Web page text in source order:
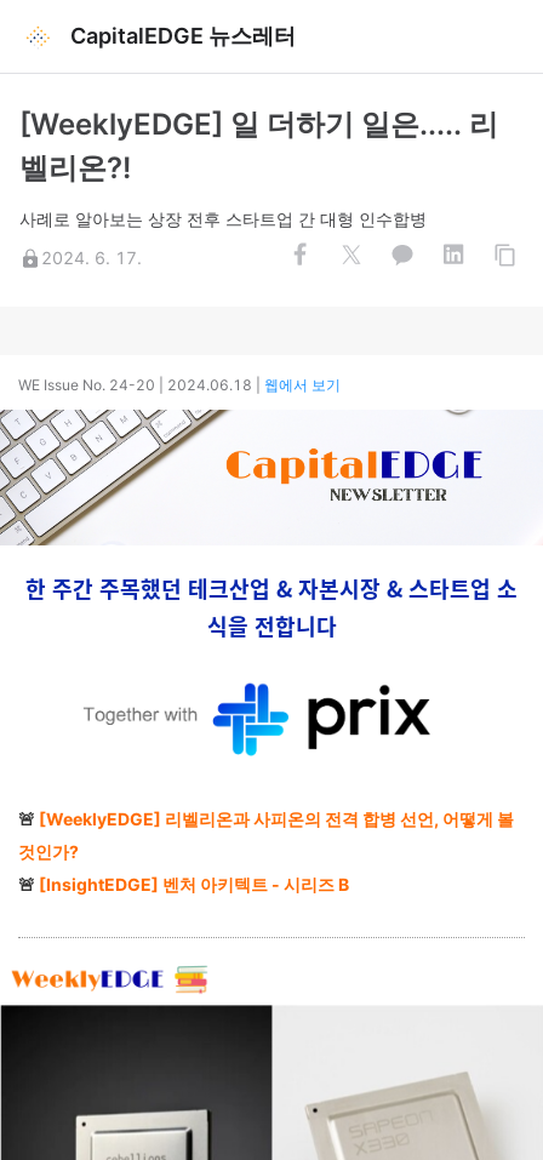
CapitalEDGE 뉴스레터
[WeeklyEDGE] 일 더하기 일은..... 리
벨리온?!
사례로 알아보는 상장 전후 스타트업 간 대형 인수합병
2024. 6. 17.
WE Issue No. 24-20 | 2024.06.18 웹에서 보기
한 주간 주목했던 테크산업 & 자본시장 & 스타트업 소
식을 전합니다
🚨 [WeeklyEDGE] 리벨리온과 사피온의 전격 합병 선언, 어떻게 볼
것인가?
🚨 [InsightEDGE] 벤처 아키텍트 - 시리즈 B